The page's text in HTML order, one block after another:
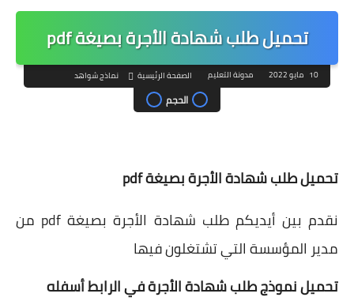
تحميل طلب شهادة الأجرة بصيغة pdf
10 مايو 2022 مدونة التعليم الصفحة الرئيسية نماذج شواهد
الحجم
تحميل طلب شهادة الأجرة بصيغة pdf
نقدم بين أيديكم طلب شهادة الأجرة بصيغة pdf من
مدير المؤسسة التي تشتغلون فيها
تحميل نموذج طلب شهادة الأجرة في الرابط أسفله